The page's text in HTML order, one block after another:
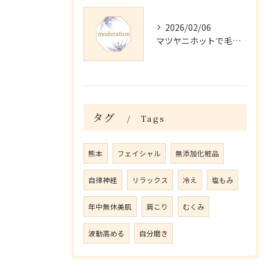
2026/02/06
マツヤニホットで毛穴・くすみ改善術
タグ Tags
熊本 フェイシャル 無添加化粧品
自律神経 リラックス 冷え 塩もみ
年中無休美肌 肩こり むくみ
波動高める 自分磨き